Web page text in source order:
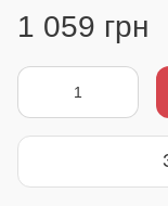
1 059 грн